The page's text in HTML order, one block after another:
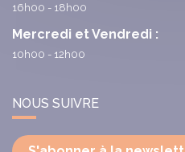
16h00 - 18h00
Mercredi et Vendredi :
10h00 - 12h00
NOUS SUIVRE